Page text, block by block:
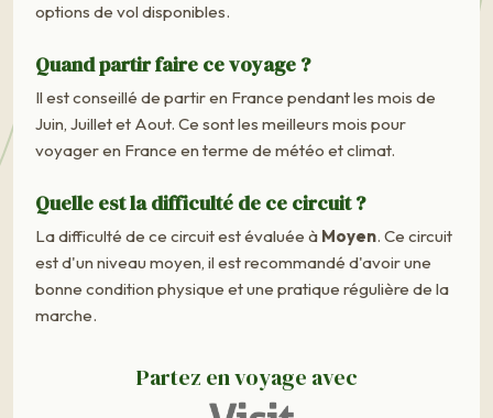
options de vol disponibles.
Quand partir faire ce voyage ?
Il est conseillé de partir en France pendant les mois de
Juin, Juillet et Aout. Ce sont les meilleurs mois pour
voyager en France en terme de météo et climat.
Quelle est la difficulté de ce circuit ?
La difficulté de ce circuit est évaluée à Moyen. Ce circuit
est d'un niveau moyen, il est recommandé d'avoir une
bonne condition physique et une pratique régulière de la
marche.
Partez en voyage avec